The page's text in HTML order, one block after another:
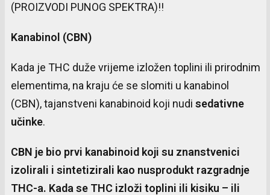
(PROIZVODI PUNOG SPEKTRA)!!
Kanabinol (CBN)
Kada je THC duže vrijeme izložen toplini ili prirodnim
elementima, na kraju će se slomiti u kanabinol
(CBN), tajanstveni kanabinoid koji nudi sedativne
učinke.
CBN je bio prvi kanabinoid koji su znanstvenici
izolirali i sintetizirali kao nusprodukt razgradnje
THC-a. Kada se THC izloži toplini ili kisiku – ili